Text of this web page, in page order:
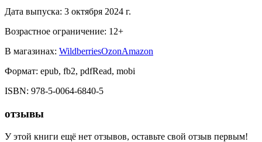
Дата выпуска: 3 октября 2024 г.
Возрастное ограничение: 12+
В магазинах: WildberriesOzonAmazon
Формат: epub, fb2, pdfRead, mobi
ISBN: 978-5-0064-6840-5
отзывы
У этой книги ещё нет отзывов, оставьте свой отзыв первым!